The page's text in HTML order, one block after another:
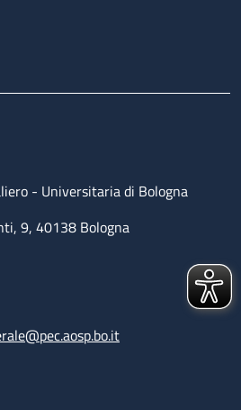
- Universitaria di Bologna
9, 40138 Bologna